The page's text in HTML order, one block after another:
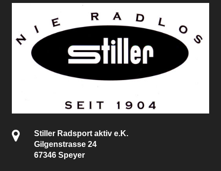
Stiller Radsport aktiv e.K.
Gilgenstrasse 24
67346 Speyer